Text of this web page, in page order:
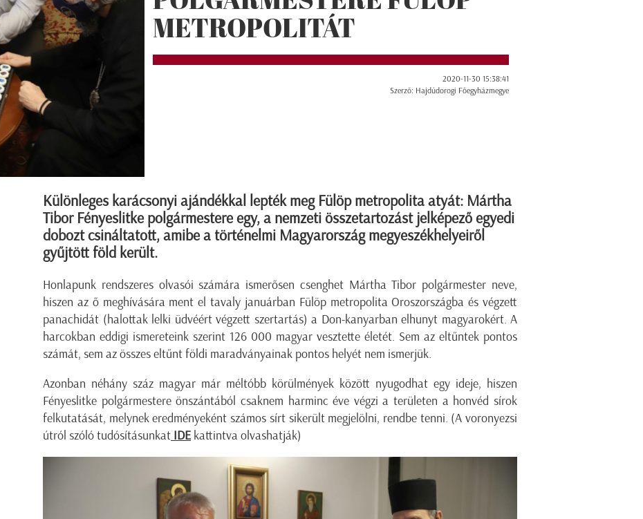
METROPOLITÁT
2020-11-30 15:38:41
Szerző: Hajdúdorogi Főegyházmegye
Különleges karácsonyi ajándékkal lepték meg Fülöp metropolita atyát: Mártha
Tibor Fényeslitke polgármestere egy, a nemzeti összetartozást jelképező egyedi
dobozt csináltatott, amibe a történelmi Magyarország megyeszékhelyeiről
gyűjtött föld került.
Honlapunk rendszeres olvasói számára ismerősen csenghet Mártha Tibor polgármester neve,
hiszen az ő meghívására ment el tavaly januárban Fülöp metropolita Oroszországba és végzett
panachidát (halottak lelki üdvéért végzett szertartás) a Don-kanyarban elhunyt magyarokért. A
harcokban eddigi ismereteink szerint 126 000 magyar vesztette életét. Sem az eltűntek pontos
számát, sem az összes eltűnt földi maradványainak pontos helyét nem ismerjük.
Azonban néhány száz magyar már méltóbb körülmények között nyugodhat egy ideje, hiszen
Fényeslitke polgármestere önszántából csaknem harminc éve végzi a területen a honvéd sírok
felkutatását, melynek eredményeként számos sírt sikerült megjelölni, rendbe tenni. (A voronyezsi
útról szóló tudósításunkat IDEkattintva olvashatják)